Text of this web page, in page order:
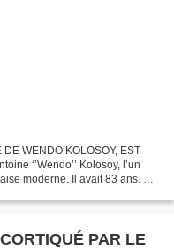
DE WENDO KOLOSOY, EST
‘’Wendo’’ Kolosoy, l’un
moderne. Il avait 83 ans. En
PAR LE